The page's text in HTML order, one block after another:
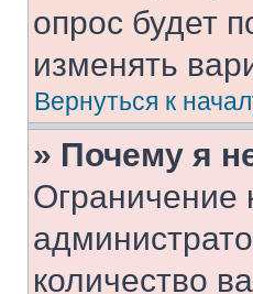
опрос будет
изменять
Вернуться к
» Почему я
Ограничение
количество